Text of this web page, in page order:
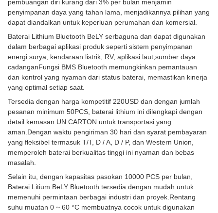
pembuangan diri kurang dari 3% per bulan menjamin
penyimpanan daya yang tahan lama, menjadikannya pilihan yang
dapat diandalkan untuk keperluan perumahan dan komersial.
Baterai Lithium Bluetooth BeLY serbaguna dan dapat digunakan
dalam berbagai aplikasi produk seperti sistem penyimpanan
energi surya, kendaraan listrik, RV, aplikasi laut,sumber daya
cadanganFungsi BMS Bluetooth memungkinkan pemantauan
dan kontrol yang nyaman dari status baterai, memastikan kinerja
yang optimal setiap saat.
Tersedia dengan harga kompetitif 220USD dan dengan jumlah
pesanan minimum 50PCS, baterai lithium ini dilengkapi dengan
detail kemasan UN CARTON untuk transportasi yang
aman.Dengan waktu pengiriman 30 hari dan syarat pembayaran
yang fleksibel termasuk T/T, D / A, D / P, dan Western Union,
memperoleh baterai berkualitas tinggi ini nyaman dan bebas
masalah.
Selain itu, dengan kapasitas pasokan 10000 PCS per bulan,
Baterai Litium BeLY Bluetooth tersedia dengan mudah untuk
memenuhi permintaan berbagai industri dan proyek.Rentang
suhu muatan 0 ~ 60 °C membuatnya cocok untuk digunakan